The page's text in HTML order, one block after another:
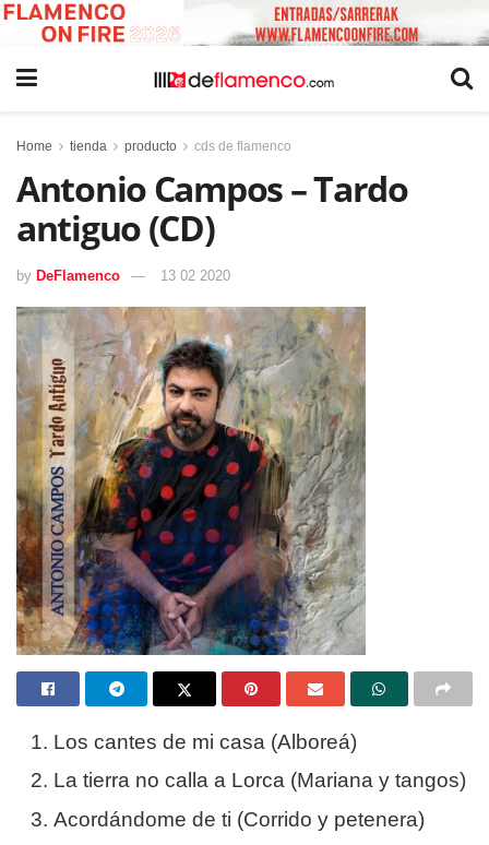
Home tienda producto cds de flamenco
Antonio Campos – Tardo
antiguo (CD)
by DeFlamenco 13 02 2020
Los cantes de mi casa (Alboreá)
La tierra no calla a Lorca (Mariana y tangos)
Acordándome de ti (Corrido y petenera)